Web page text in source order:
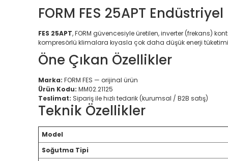
FORM FES 25APT
FES 25APT, FORM güvencesiyle üretilen, inverter (frekans)
kompresörlü klimalara kıyasla çok daha düşük enerji
Öne Çıkan Özellikler
Marka: FORM FES — orijinal ürün
Ürün Kodu: MM02.21125
Teslimat: Sipariş ile hızlı tedarik (kurumsal / B2B satış)
Teknik Özellikler
Model
Soğutma Tipi